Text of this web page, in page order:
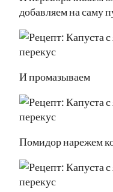
добавляем на саму
И промазываем
Помидор нарежем